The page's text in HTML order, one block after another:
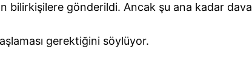
bilirkişilere gönderildi. Ancak şu ana kadar dava
gerektiğini söylüyor.